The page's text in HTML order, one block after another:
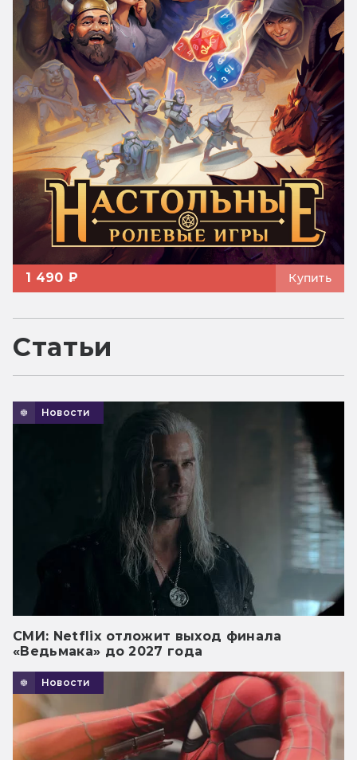
1 490 ₽ Купить
Статьи
Новости
СМИ: Netflix отложит выход финала
«Ведьмака» до 2027 года
Новости